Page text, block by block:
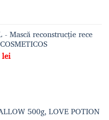
- Mască reconstrucție rece
leiPrețul
500g, LOVE POTION